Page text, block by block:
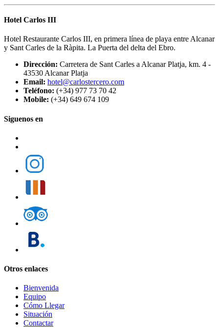
Hotel Carlos III
Hotel Restaurante Carlos III, en primera línea de playa entre Alcanar
y Sant Carles de la Ràpita. La Puerta del delta del Ebro.
Dirección: Carretera de Sant Carles a Alcanar Platja, km. 4 -
43530 Alcanar Platja
Email: hotel@carlostercero.com
Teléfono: (+34) 977 73 70 42
Mobile: (+34) 649 674 109
Siguenos en
Otros enlaces
Bienvenida
Equipo
Cómo Llegar
Situación
Contactar